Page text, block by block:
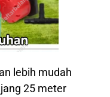
lebih mudah
25 meter